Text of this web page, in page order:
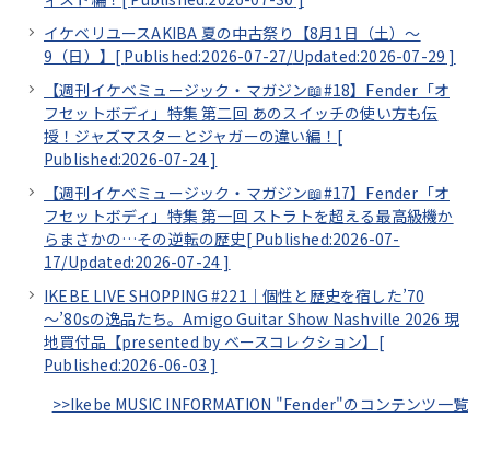
イケベリユースAKIBA 夏の中古祭り【8月1日（土）～
9（日）】[ Published:2026-07-27/Updated:2026-07-29 ]
【週刊イケベミュージック・マガジン📖#18】Fender「オ
フセットボディ」特集 第二回 あのスイッチの使い方も伝
授！ジャズマスターとジャガーの違い編！[
Published:2026-07-24 ]
【週刊イケベミュージック・マガジン📖#17】Fender「オ
フセットボディ」特集 第一回 ストラトを超える最高級機か
らまさかの…その逆転の歴史[ Published:2026-07-
17/Updated:2026-07-24 ]
IKEBE LIVE SHOPPING #221｜個性と歴史を宿した’70
～’80sの逸品たち。Amigo Guitar Show Nashville 2026 現
地買付品【presented by ベースコレクション】[
Published:2026-06-03 ]
>>Ikebe MUSIC INFORMATION "Fender"のコンテンツ一覧